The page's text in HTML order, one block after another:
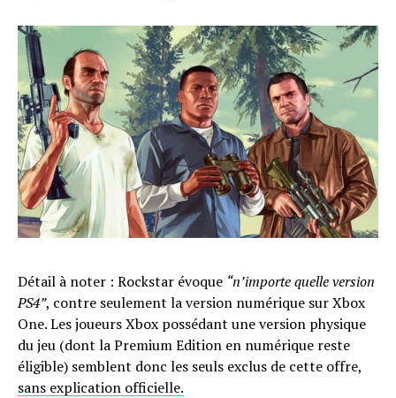
Détail à noter : Rockstar évoque “n’importe quelle version
PS4”, contre seulement la version numérique sur Xbox
One. Les joueurs Xbox possédant une version physique
du jeu (dont la Premium Edition en numérique reste
éligible) semblent donc les seuls exclus de cette offre,
sans explication officielle.